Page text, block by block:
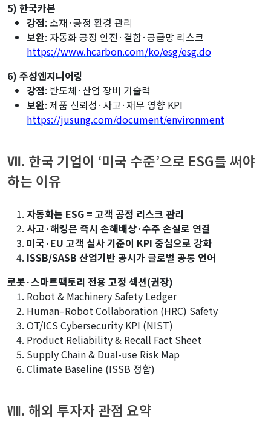
5) 한국카본
강점: 소재·공정 환경 관리
보완: 자동화 공정 안전·결함·공급망 리스크
https://www.hcarbon.com/ko/esg/esg.do
6) 주성엔지니어링
강점: 반도체·산업 장비 기술력
보완: 제품 신뢰성·사고·재무 영향 KPI
https://jusung.com/document/environment
Ⅶ. 한국 기업이 ‘미국 수준’으로 ESG를 써야
하는 이유
자동화는 ESG = 고객 공정 리스크 관리
사고·해킹은 즉시 손해배상·수주 손실로 연결
미국·EU 고객 실사 기준이 KPI 중심으로 강화
ISSB/SASB 산업기반 공시가 글로벌 공통 언어
로봇·스마트팩토리 전용 고정 섹션(권장)
Robot & Machinery Safety Ledger
Human–Robot Collaboration (HRC) Safety
OT/ICS Cybersecurity KPI (NIST)
Product Reliability & Recall Fact Sheet
Supply Chain & Dual-use Risk Map
Climate Baseline (ISSB 정합)
Ⅷ. 해외 투자자 관점 요약